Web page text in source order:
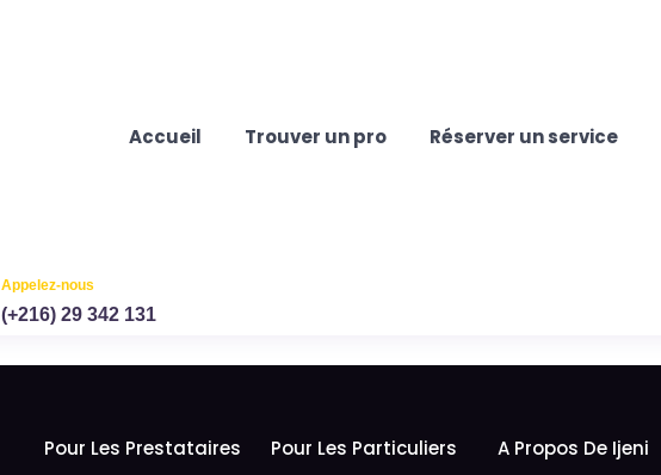
Accueil Trouver un pro Réserver un service
Appelez-nous
(+216) 29 342 131
Pour Les Prestataires
Pour Les Particuliers
A Propos De Ijeni